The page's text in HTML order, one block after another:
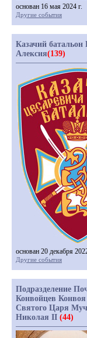
основан 16 мая 2024 г.
Другие события
Казачий батальон
Алексия(139)
основан 20 декабря
Другие события
Подразделение
Конвойцев
Святого Царя
Николая II (44)